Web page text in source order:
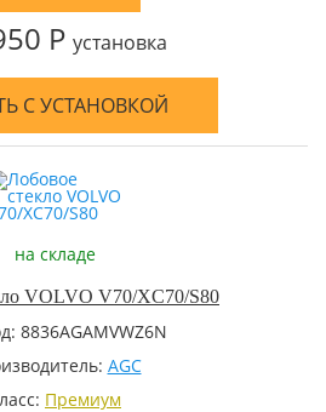
Р установка
С УСТАНОВКОЙ
на складе
VOLVO V70/XC70/S80
8836AGAMVWZ6N
AGC
Премиум